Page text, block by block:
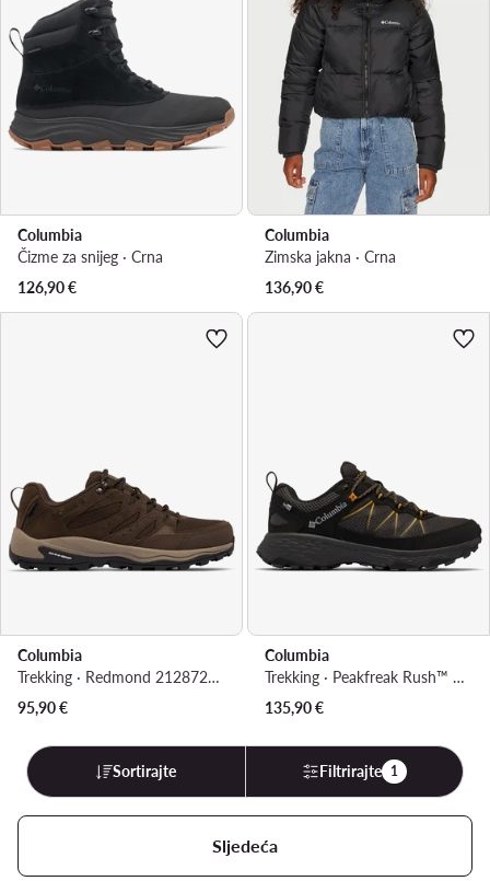
Columbia
Čizme za snijeg · Crna
126,90€
Columbia
Zimska jakna · Crna
136,90€
Columbia
Trekking · Redmond 2128721 · Smeđa
95,90€
Columbia
Trekking · Peakfreak Rush™ OutDry™ 2108291 · Crna
135,90€
Sortirajte Filtrirajte 1
Sljedeća